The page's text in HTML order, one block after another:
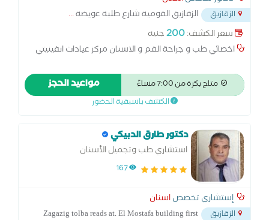
الزقازيق الزقازيق القومية شارع طلبة عويضة...
سعر الكشف:200جنيه
اخصائي طب و جراحة الفم و الاسنان مركز عيادات انفينيتي
متاح بكرة من 7:00 مساءً مواعيد الحجز
الكشف باسبقية الحضور
دكتور طارق الدبيكي
استشاري طب وتجميل الأسنان
167
إستشاري تخصصاسنان
الزقازيق
Zagazig tolba reads at. El Mostafa building first